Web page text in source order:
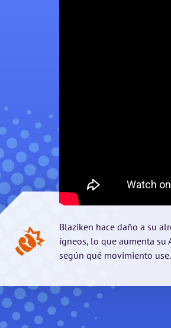
Blaziken hace daño a su
ígneos, lo que aumenta su
según qué movimiento